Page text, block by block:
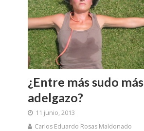
¿Entre más sudo más
adelgazo?
11 junio, 2013
Carlos Eduardo Rosas Maldonado